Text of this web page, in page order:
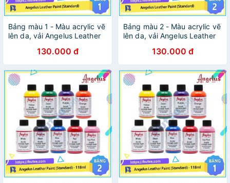
Bảng màu 1 - Màu acrylic vẽ
lên da, vải Angelus Leather
130.000 đ
Bảng màu 2 - Màu acrylic vẽ
lên da, vải Angelus Leather
130.000 đ